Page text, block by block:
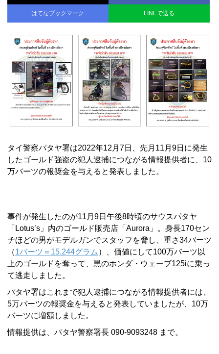
はてなブックマーク LINEで送る
タイ警察パタヤ署は2022年12月7日、先月11月9日に発生
したゴールド強盗の犯人逮捕につながる情報提供者に、10
万バーツの報奨金を与えると発表しました。
事件が発生したのが11月9日午後8時頃のサウスパタヤ
「Lotus’s」内のゴールド販売店「Aurora」。身長170セン
チほどの男がモデルガンでスタッフを脅し、重さ34バーツ
（1バーツ＝15.244グラム ）、価値にして100万バーツ以
上のゴールドを奪って、黒のホンダ・ウェーブ125iに乗っ
て逃走しました。
パタヤ署はこれまで犯人逮捕につながる情報提供者には、
5万バーツの報奨金を与えると発表していましたが、10万
バーツに増額しました。
情報提供は、パタヤ警察署長 090-9093248 まで。